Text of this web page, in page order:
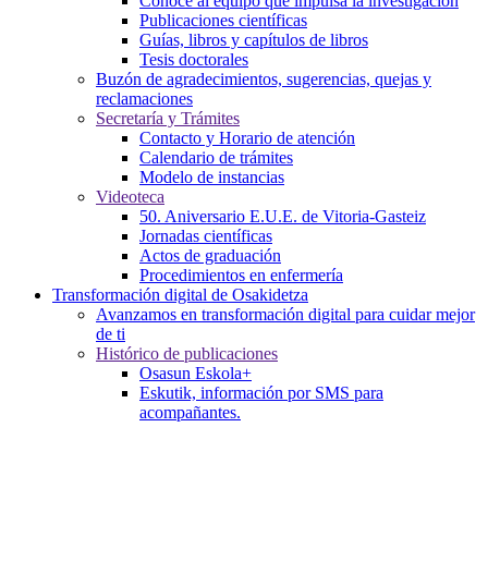
Publicaciones científicas
Guías, libros y capítulos de libros
Tesis doctorales
Buzón de agradecimientos, sugerencias, quejas y
reclamaciones
Secretaría y Trámites
Contacto y Horario de atención
Calendario de trámites
Modelo de instancias
Videoteca
50. Aniversario E.U.E. de Vitoria-Gasteiz
Jornadas científicas
Actos de graduación
Procedimientos en enfermería
Transformación digital de Osakidetza
Avanzamos en transformación digital para cuidar mejor
de ti
Histórico de publicaciones
Osasun Eskola+
Eskutik, información por SMS para
acompañantes.